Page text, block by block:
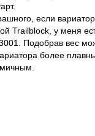
если
Trailblock, у меня
Подобрав вес
более